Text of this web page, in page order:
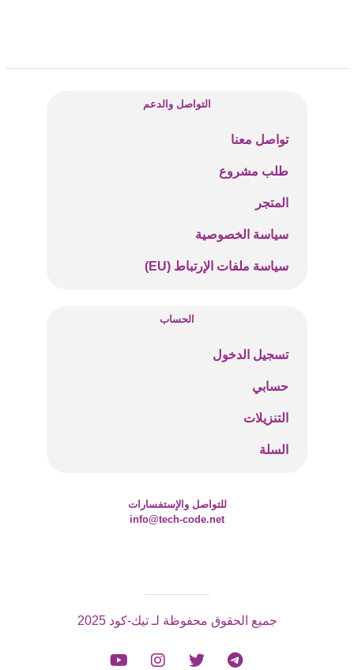
التواصل والدعم
تواصل معنا
طلب مشروع
المتجر
سياسة الخصوصية
سياسة ملفات الإرتباط (EU)
الحساب
تسجيل الدخول
حسابي
التنزيلات
السلة
للتواصل والإستفسارات
info@tech-code.net
جميع الحقوق محفوظة لـ تيك-كود 2025